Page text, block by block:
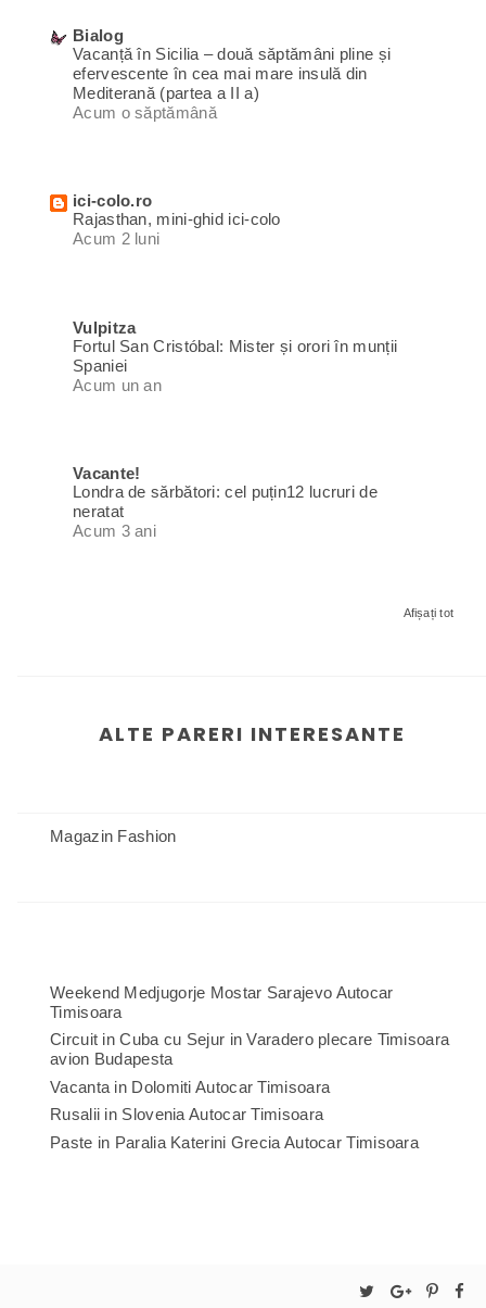
Bialog
Vacanță în Sicilia – două săptămâni pline și
efervescente în cea mai mare insulă din
Mediterană (partea a II a)
Acum o săptămână
ici-colo.ro
Rajasthan, mini-ghid ici-colo
Acum 2 luni
Vulpitza
Fortul San Cristóbal: Mister și orori în munții
Spaniei
Acum un an
Vacante!
Londra de sărbători: cel puțin12 lucruri de
neratat
Acum 3 ani
Afișați tot
ALTE PARERI INTERESANTE
Magazin Fashion
Weekend Medjugorje Mostar Sarajevo Autocar
Timisoara
Circuit in Cuba cu Sejur in Varadero plecare Timisoara
avion Budapesta
Vacanta in Dolomiti Autocar Timisoara
Rusalii in Slovenia Autocar Timisoara
Paste in Paralia Katerini Grecia Autocar Timisoara